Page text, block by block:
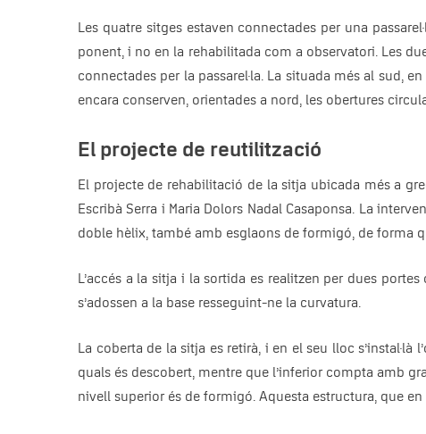
Les quatre sitges estaven connectades per una
ponent, i no en la rehabilitada com a observatori. Les
connectades per la passarel·la. La situada més al sud,
encara conserven, orientades a nord, les obertures
El projecte de reutilització
El projecte de rehabilitació de la sitja ubicada més a
Escribà Serra i Maria Dolors Nadal Casaponsa. La
doble hèlix, també amb esglaons de formigó, de forma
L’accés a la sitja i la sortida es realitzen per dues
s’adossen a la base resseguint-ne la curvatura.
La coberta de la sitja es retirà, i en el seu lloc
quals és descobert, mentre que l’inferior compta amb
nivell superior és de formigó. Aquesta estructura, que